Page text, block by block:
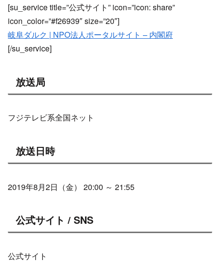
[su_service title=”公式サイト” icon=”icon: share”
icon_color=”#f26939″ size=”20″]
岐阜ダルク | NPO法人ポータルサイト – 内閣府
[/su_service]
放送局
フジテレビ系全国ネット
放送日時
2019年8月2日（金） 20:00 ～ 21:55
公式サイト / SNS
公式サイト